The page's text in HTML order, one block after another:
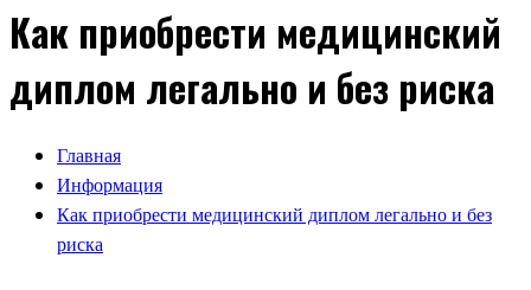
Как приобрести медицинский
диплом легально и без риска
Главная
Информация
Как приобрести медицинский диплом легально и без
риска